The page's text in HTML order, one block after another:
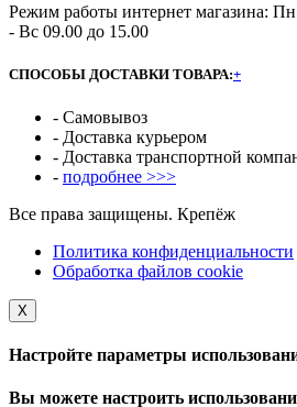
Режим работы интернет магазина:
- Вс 09.00 до 15.00
СПОСОБЫ ДОСТАВКИ ТОВАРА:+
- Самовывоз
- Доставка курьером
- Доставка транспортной
- подробнее >>>
Все права защищены. Крепёж
Политика конфиденциальности
Обработка файлов cookie
Х
Настройте параметры
Вы можете настроить